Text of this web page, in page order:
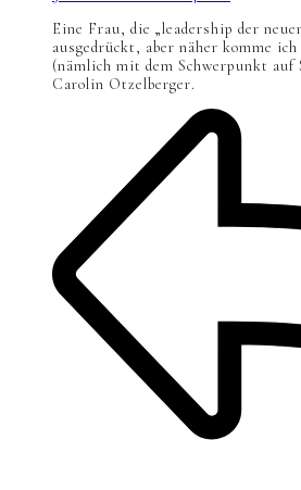
Eine Frau, die „leadership der
ausgedrückt, aber näher komme
(nämlich mit dem Schwerpunkt
Carolin Otzelberger.